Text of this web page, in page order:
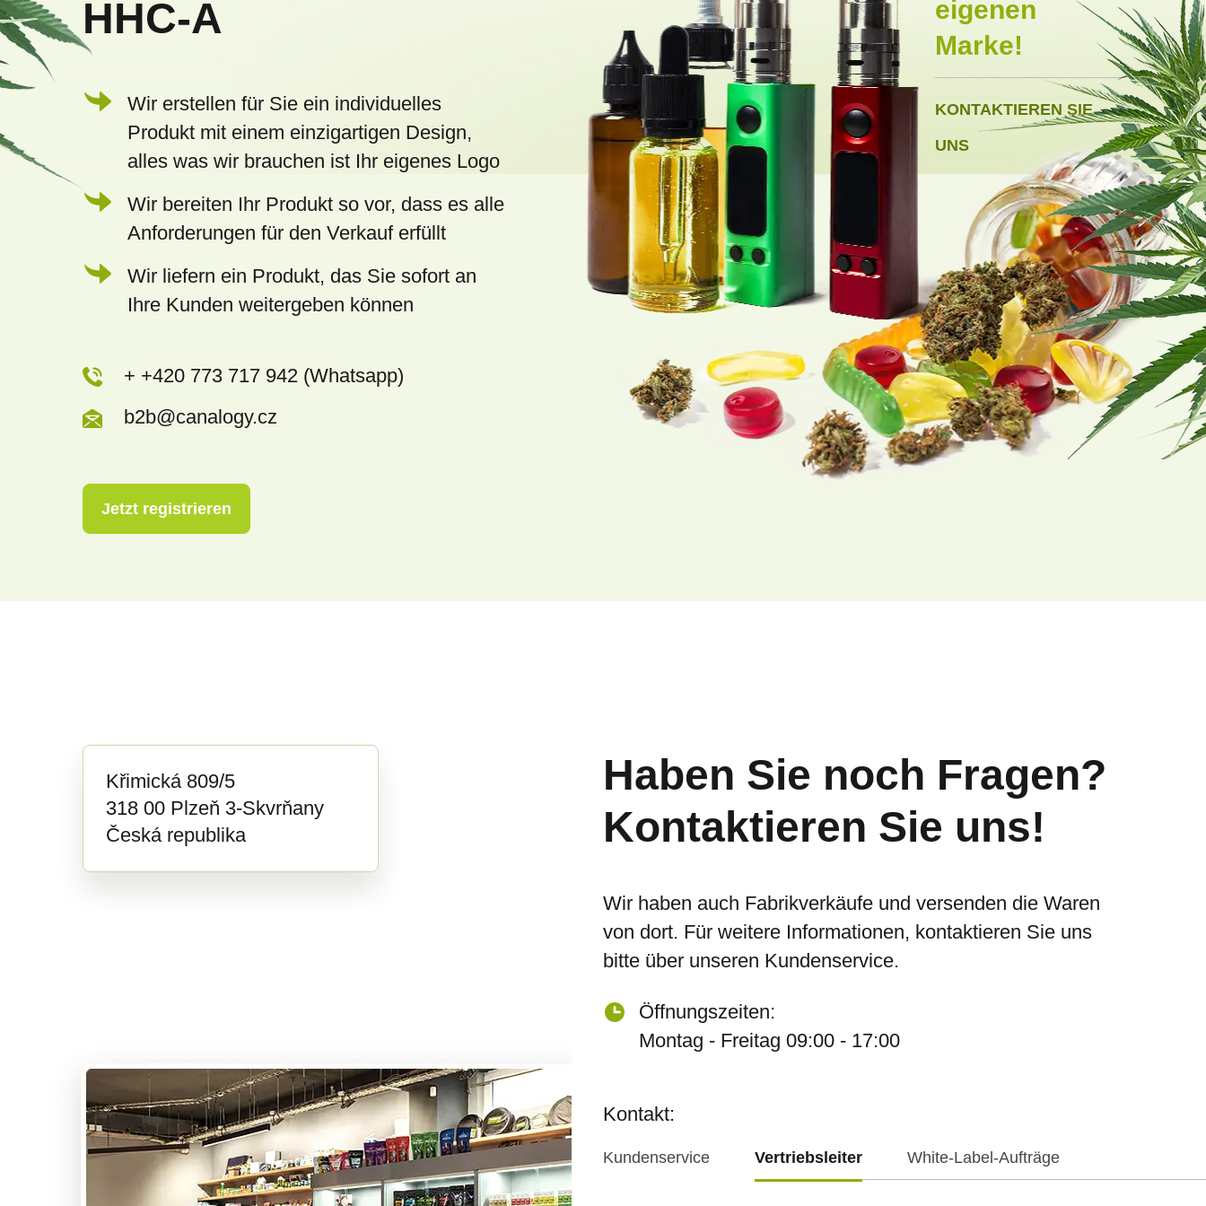
e
r
L
i
s
e
i
l
HHC-A
Wir erstellen für Sie ein individuelles
Produkt mit einem einzigartigen Design,
alles was wir brauchen ist Ihr eigenes Logo
Wir bereiten Ihr Produkt so vor, dass es alle
Anforderungen für den Verkauf erfüllt
Wir liefern ein Produkt, das Sie sofort an
Ihre Kunden weitergeben können
+ +420 773 717 942 (Whatsapp)
b2b@canalogy.cz
Jetzt registrieren
eigenen
Marke!
KONTAKTIEREN SIE
UNS
Křimická 809/5
318 00 Plzeň 3-Skvrňany
Česká republika
Haben Sie noch Fragen?
Kontaktieren Sie uns!
Wir haben auch Fabrikverkäufe und versenden die Waren
von dort. Für weitere Informationen, kontaktieren Sie uns
bitte über unseren Kundenservice.
Öffnungszeiten:
Montag - Freitag 09:00 - 17:00
Kontakt:
Kundenservice Vertriebsleiter White-Label-Aufträge